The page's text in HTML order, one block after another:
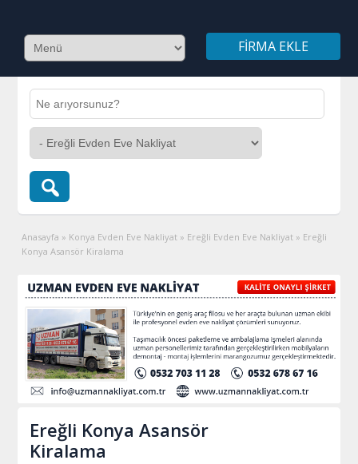
FIRMA EKLE
Anasayfa » Konya Evden Eve Nakliyat » Ereğli Evden Eve Nakliyat » Ereğli
Konya Asansör Kiralama
Ereğli Konya Asansör
Kiralama